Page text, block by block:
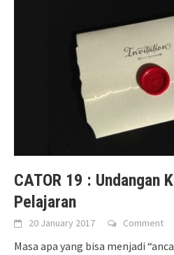
CATOR 19 : Undangan
Pelajaran
20 January 2017 Comment
Masa apa yang bisa menjadi